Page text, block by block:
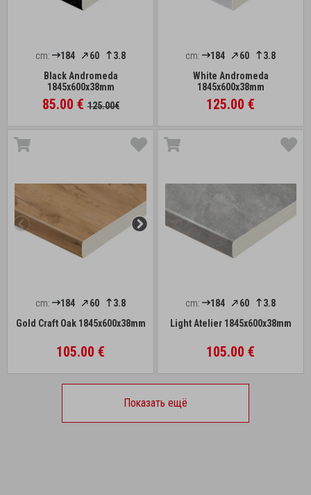
cm: 184 60
3.8
Black Andromeda
1845x600x38mm
85.00 €125.00€
cm: 184 60
3.8
White Andromeda
1845x600x38mm
125.00 €
cm: 184 60
3.8
Gold Craft Oak 1845x600x38mm
105.00 €
cm: 184 60
3.8
Light Atelier 1845x600x38mm
105.00 €
Показать ещё